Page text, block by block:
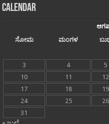
Calendar
ಸೋಮ
ಮಂಗಳ
3
4 5
10
11 12
17
18 19
24
25 26
31